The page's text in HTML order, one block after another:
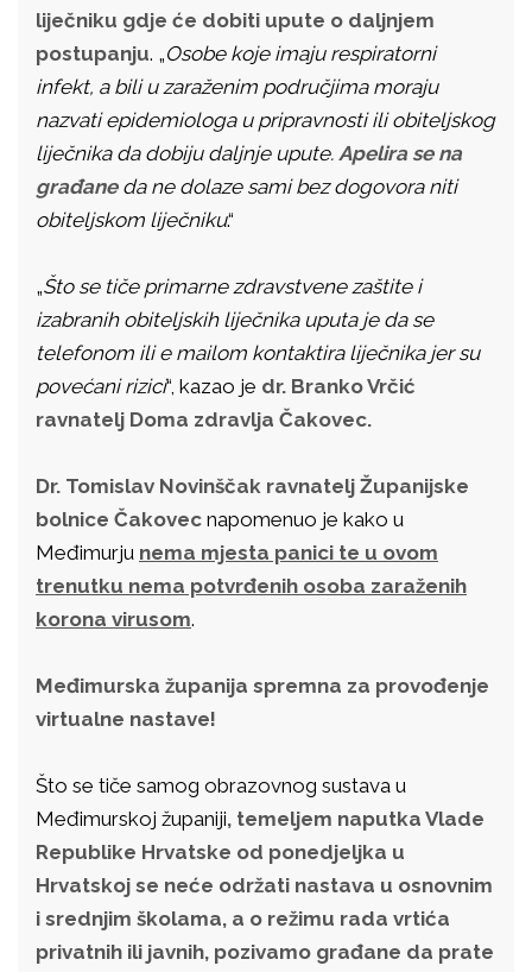
liječniku gdje će dobiti upute o daljnjem
postupanju. „Osobe koje imaju respiratorni
infekt, a bili u zaraženim područjima moraju
nazvati epidemiologa u pripravnosti ili obiteljskog
liječnika da dobiju daljnje upute. Apelira se na
građaneda ne dolaze sami bez dogovora niti
obiteljskom liječniku.“
„Što se tiče primarne zdravstvene zaštite i
izabranih obiteljskih liječnika uputa je da se
telefonom ili e mailom kontaktira liječnika jer su
povećani rizici“, kazao je dr. Branko Vrčić
ravnatelj Doma zdravlja Čakovec.
Dr. Tomislav Novinščak ravnatelj Županijske
bolnice Čakovec napomenuo je kako u
Međimurju nema mjesta panici te u ovom
trenutku nema potvrđenih osoba zaraženih
korona virusom.
Međimurska županija spremna za provođenje
virtualne nastave!
Što se tiče samog obrazovnog sustava u
Međimurskoj županiji, temeljem naputka Vlade
Republike Hrvatske od ponedjeljka u
Hrvatskoj se neće održati nastava u osnovnim
i srednjim školama, a o režimu rada vrtića
privatnih ili javnih, pozivamo građane da prate